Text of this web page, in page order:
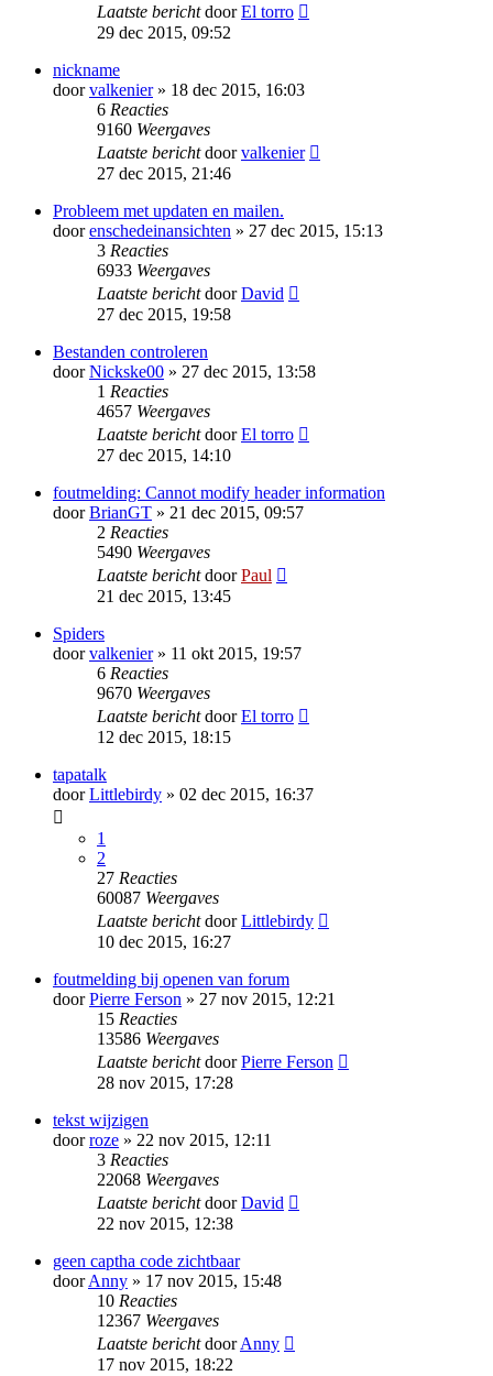
Laatste berichtdoorEl torro
29 dec 2015, 09:52
nickname
doorvalkenier» 18 dec 2015, 16:03
6 Reacties
9160 Weergaves
Laatste berichtdoorvalkenier
27 dec 2015, 21:46
Probleem met updaten en mailen.
doorenschedeinansichten » 27 dec 2015, 15:13
3 Reacties
6933 Weergaves
Laatste berichtdoorDavid
27 dec 2015, 19:58
Bestanden controleren
doorNickske00 » 27 dec 2015, 13:58
1 Reacties
4657 Weergaves
Laatste berichtdoorEl torro
27 dec 2015, 14:10
foutmelding: Cannot modify header information
doorBrianGT » 21 dec 2015, 09:57
2 Reacties
5490 Weergaves
Laatste berichtdoorPaul
21 dec 2015, 13:45
Spiders
doorvalkenier» 11 okt 2015, 19:57
6 Reacties
9670 Weergaves
Laatste berichtdoorEl torro
12 dec 2015, 18:15
tapatalk
doorLittlebirdy » 02 dec 2015, 16:37
1
2
27 Reacties
60087 Weergaves
Laatste berichtdoorLittlebirdy
10 dec 2015, 16:27
foutmelding bij openen van forum
doorPierre Ferson » 27 nov 2015, 12:21
15 Reacties
13586 Weergaves
Laatste berichtdoorPierre Ferson
28 nov 2015, 17:28
tekst wijzigen
doorroze » 22 nov 2015, 12:11
3 Reacties
22068 Weergaves
Laatste berichtdoorDavid
22 nov 2015, 12:38
geen captha code zichtbaar
doorAnny » 17 nov 2015, 15:48
10 Reacties
12367 Weergaves
Laatste berichtdoorAnny
17 nov 2015, 18:22